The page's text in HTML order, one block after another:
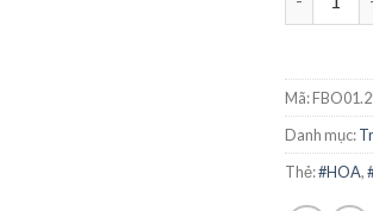
Mã:
Danh mục:
Thẻ:#HOA,